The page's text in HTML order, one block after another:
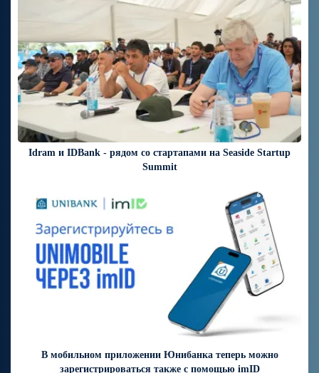
Idram и IDBank - рядом со стартапами на Seaside Startup
Summit
В мобильном приложении Юнибанка теперь можно
зарегистрироваться также с помощью imID
6 дней назад